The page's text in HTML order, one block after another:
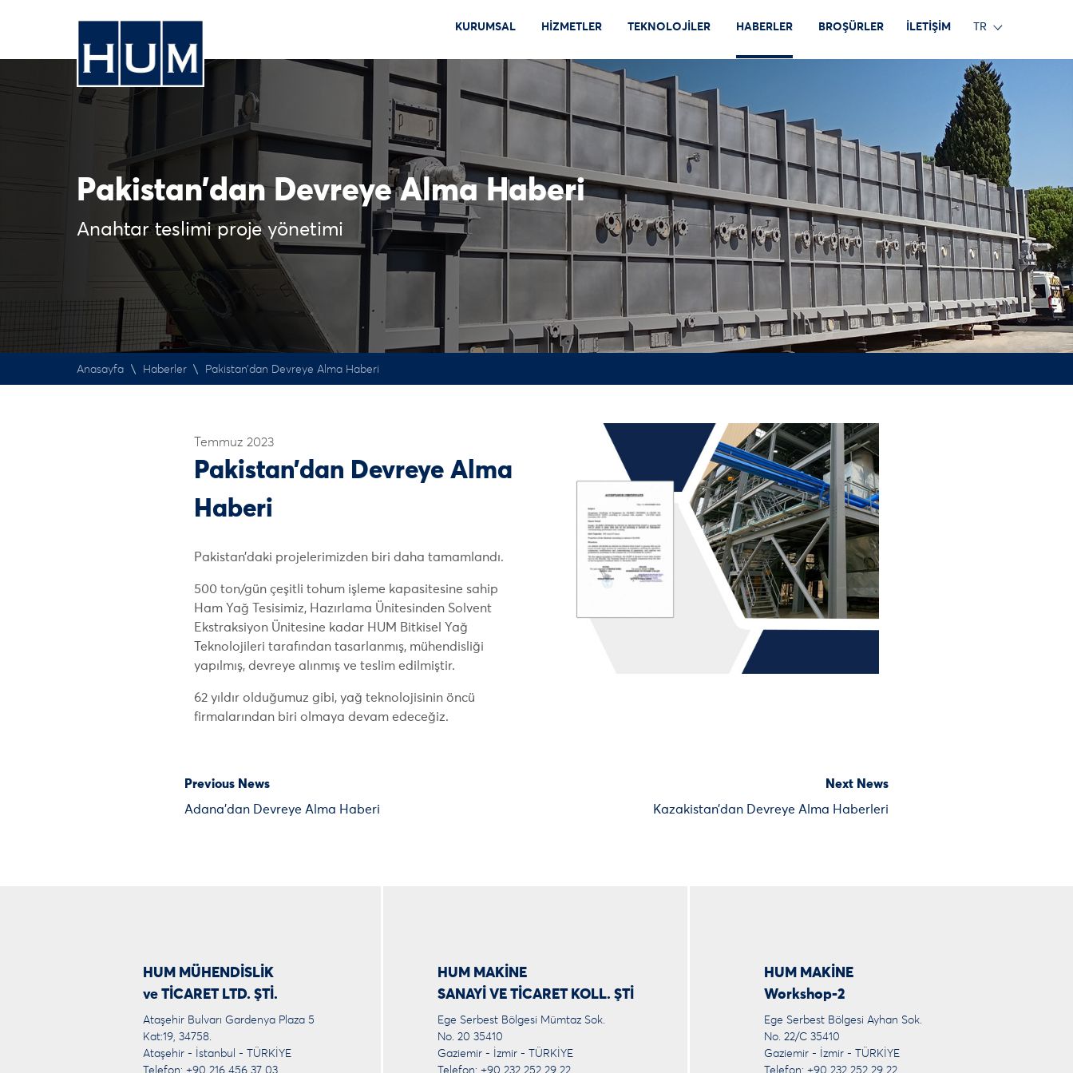
KURUMSAL HİZMETLER TEKNOLOJİLER HABERLER BROŞÜRLER İLETİŞİM TR
Pakistan’dan Devreye Alma Haberi
Anahtar teslimi proje yönetimi
Anasayfa \ Haberler \ Pakistan’dan Devreye Alma Haberi
Temmuz 2023
Pakistan’dan Devreye Alma
Haberi
Pakistan’daki projelerimizden biri daha tamamlandı.
500 ton/gün çeşitli tohum işleme kapasitesine sahip
Ham Yağ Tesisimiz, Hazırlama Ünitesinden Solvent
Ekstraksiyon Ünitesine kadar HUM Bitkisel Yağ
Teknolojileri tarafından tasarlanmış, mühendisliği
yapılmış, devreye alınmış ve teslim edilmiştir.
62 yıldır olduğumuz gibi, yağ teknolojisinin öncü
firmalarından biri olmaya devam edeceğiz.
Previous News
Adana’dan Devreye Alma Haberi
Next News
Kazakistan’dan Devreye Alma Haberleri
HUM MÜHENDİSLİK
ve TİCARET LTD. ŞTİ.
Ataşehir Bulvarı Gardenya Plaza 5
Kat:19, 34758.
Ataşehir - İstanbul - TÜRKİYE
HUM MAKİNE
SANAYİ VE TİCARET KOLL. ŞTİ
Ege Serbest Bölgesi Mümtaz Sok.
No. 20 35410
Gaziemir - İzmir - TÜRKİYE
HUM MAKİNE
Workshop-2
Ege Serbest Bölgesi Ayhan Sok.
No. 22/C 35410
Gaziemir - İzmir - TÜRKİYE